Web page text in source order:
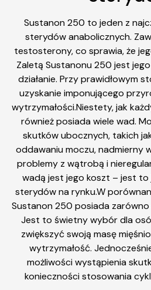
Sustanon 250 to jeden z
sterydów anabolicznych.
testosterony, co sprawia, że
Zaletą Sustanonu 250 jest
działanie. Przy prawidłowym
uzyskanie imponującego
wytrzymałości.Niestety, jak
również posiada wiele wad.
skutków ubocznych, takich
oddawaniu moczu, nadmierny
problemy z wątrobą i
wadą jest jego koszt – jest to
sterydów na rynku.W
Sustanon 250 posiada zarówno
Jest to świetny wybór dla
zwiększyć swoją masę
wytrzymałość.
możliwości wystąpienia
konieczności stosowania